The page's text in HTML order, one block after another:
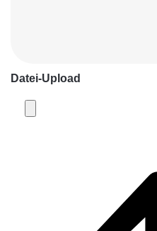
Datei-Upload